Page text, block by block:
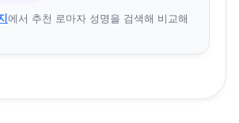
에서 추천 로마자 성명을 검색해 비교해